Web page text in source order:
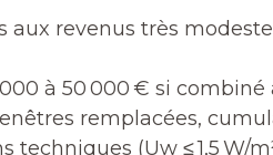
aux revenus très
à 50 000 € si combiné
remplacées,
(Uw ≤ 1,5 W/